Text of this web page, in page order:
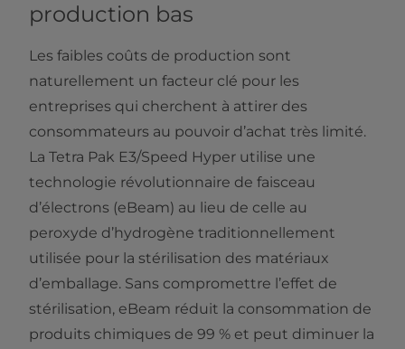
production bas
Les faibles coûts de production sont
naturellement un facteur clé pour les
entreprises qui cherchent à attirer des
consommateurs au pouvoir d’achat très limité.
La Tetra Pak E3/Speed Hyper utilise une
technologie révolutionnaire de faisceau
d’électrons (eBeam) au lieu de celle au
peroxyde d’hydrogène traditionnellement
utilisée pour la stérilisation des matériaux
d’emballage. Sans compromettre l’effet de
stérilisation, eBeam réduit la consommation de
produits chimiques de 99 % et peut diminuer la